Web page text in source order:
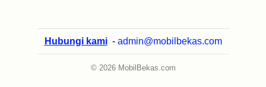
Hubungi kami - admin@mobilbekas.com
© 2026 MobilBekas.com